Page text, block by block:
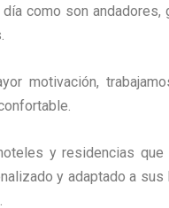
como son andadores,
motivación,
y residencias
y adaptado a